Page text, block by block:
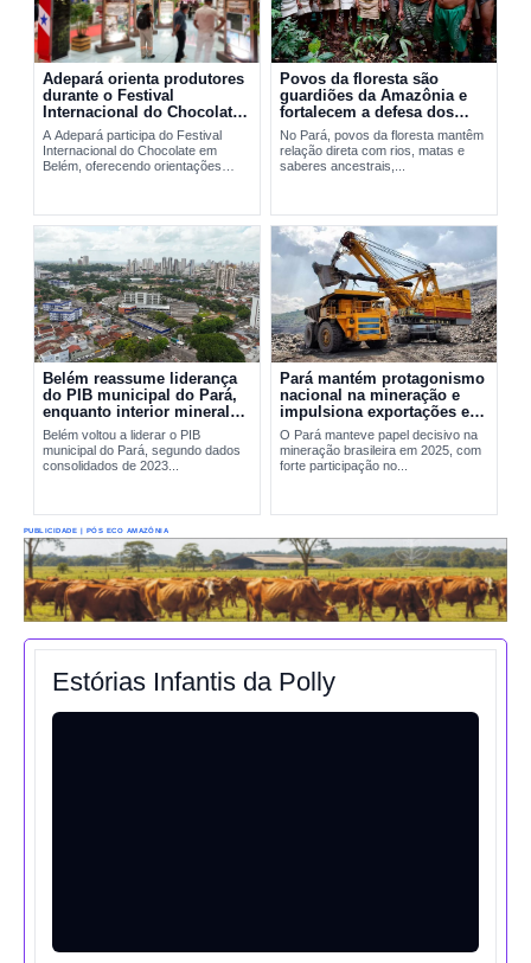
Adepará orienta produtores
durante o Festival
Internacional do Chocolate
em Belém
A Adepará participa do Festival
Internacional do Chocolate em
Belém, oferecendo orientações
Povos da floresta são
guardiões da Amazônia e
fortalecem a defesa dos
territórios no Pará
No Pará, povos da floresta mantêm
relação direta com rios, matas e
saberes ancestrais,...
Belém reassume liderança
do PIB municipal do Pará,
enquanto interior mineral
mantém peso decisivo na
economia
Belém voltou a liderar o PIB
municipal do Pará, segundo dados
consolidados de 2023...
Pará mantém protagonismo
nacional na mineração e
impulsiona exportações em
2025
O Pará manteve papel decisivo na
mineração brasileira em 2025, com
forte participação no...
PUBLICIDADE | PÓS ECO AMAZÔNIA
Estórias Infantis da Polly